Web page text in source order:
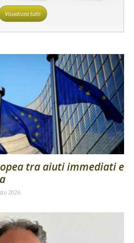
Visualizza tutti
tra aiuti immediati e
2026